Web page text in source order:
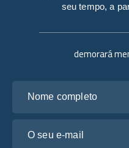
demorará
seu tempo, a